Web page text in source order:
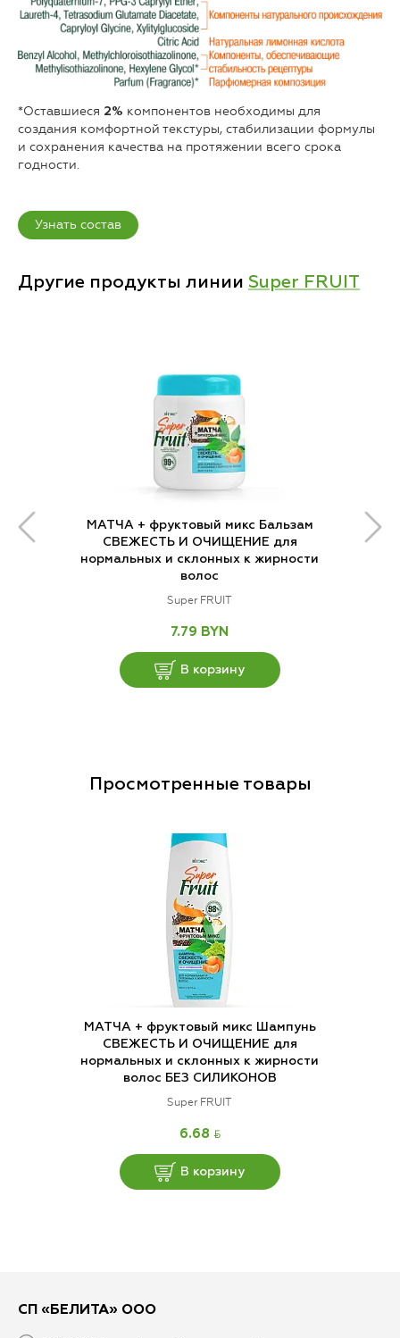
*Оставшиеся 2% компонентов необходимы для
создания комфортной текстуры, стабилизации формулы
и сохранения качества на протяжении всего срока
годности.
Узнать состав
Другие продукты линии Super FRUIT
МАТЧА + фруктовый микс Бальзам
СВЕЖЕСТЬ И ОЧИЩЕНИЕ для
нормальных и склонных к жирности
волос
Super FRUIT
7.79 BYN
В корзину
Просмотренные товары
МАТЧА + фруктовый микс Шампунь
СВЕЖЕСТЬ И ОЧИЩЕНИЕ для
нормальных и склонных к жирности
волос БЕЗ СИЛИКОНОВ
Super FRUIT
6.68 BYN
В корзину
СП «БЕЛИТА» ООО